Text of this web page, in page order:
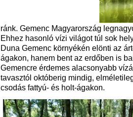
ránk. Gemenc Magyarország
Ehhez hasonló vízi világot túl sok
Duna Gemenc környékén elönti az
ágakon, hanem bent az erdőben is
Gemencre érdemes alacsonyabb
tavasztól októberig mindig,
csodás fattyú- és holt-ágakon.